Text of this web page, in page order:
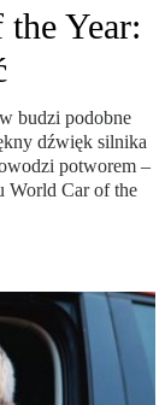
Year:
budzi podobne
dźwięk silnika
potworem –
World Car of the